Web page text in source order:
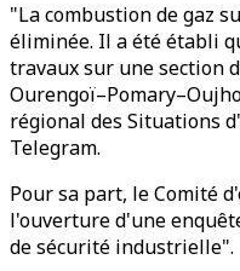
"La combustion de gaz
éliminée. Il a été établi
travaux sur une section
régional des Situations
Telegram.
Pour sa part, le Comité
l'ouverture d'une
de sécurité industrielle".